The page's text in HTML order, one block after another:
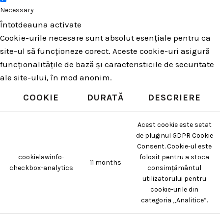
Necessary
Întotdeauna activate
Cookie-urile necesare sunt absolut esențiale pentru ca
site-ul să funcționeze corect. Aceste cookie-uri asigură
funcționalitățile de bază și caracteristicile de securitate
ale site-ului, în mod anonim.
COOKIE DURATĂ DESCRIERE
cookielawinfo-
checkbox-analytics
11 months
Acest cookie este setat
de pluginul GDPR Cookie
Consent. Cookie-ul este
folosit pentru a stoca
consimțământul
utilizatorului pentru
cookie-urile din
categoria „Analitice”.